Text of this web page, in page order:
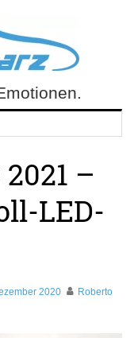
–
LED-
2020
Roberto